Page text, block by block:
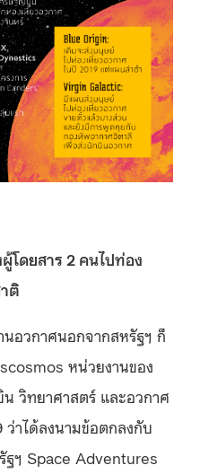
โดยสาร 2 คนไปท่อง
ติ
อวกาศนอกจากสหรัฐฯ ก็
หน่วยงานของ
วิทยาศาสตร์ และอวกาศ
ว่าได้ลงนามข้อตกลงกับ
ฐฯ Space Adventures